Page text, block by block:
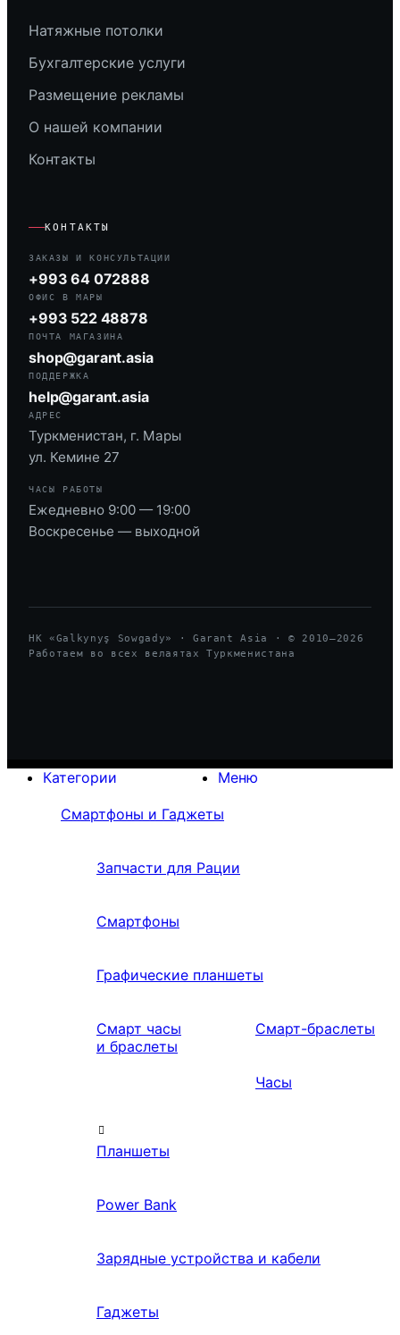
Натяжные потолки
Бухгалтерские услуги
Размещение рекламы
О нашей компании
Контакты
КОНТАКТЫ
ЗАКАЗЫ И КОНСУЛЬТАЦИИ
+993 64 072888
ОФИС В МАРЫ
+993 522 48878
ПОЧТА МАГАЗИНА
shop@garant.asia
ПОДДЕРЖКА
help@garant.asia
АДРЕС
Туркменистан, г. Мары
ул. Кемине 27
ЧАСЫ РАБОТЫ
Ежедневно 9:00 — 19:00
Воскресенье — выходной
HK «Galkynyş Sowgady» · Garant Asia · © 2010—2026
Работаем во всех велаятах Туркменистана
Меню
Категории
Смартфоны и Гаджеты
Запчасти для Рации
Смартфоны
Графические планшеты
Смарт часы
и браслеты
Смарт-браслеты
Часы
Планшеты
Power Bank
Зарядные устройства и кабели
Гаджеты